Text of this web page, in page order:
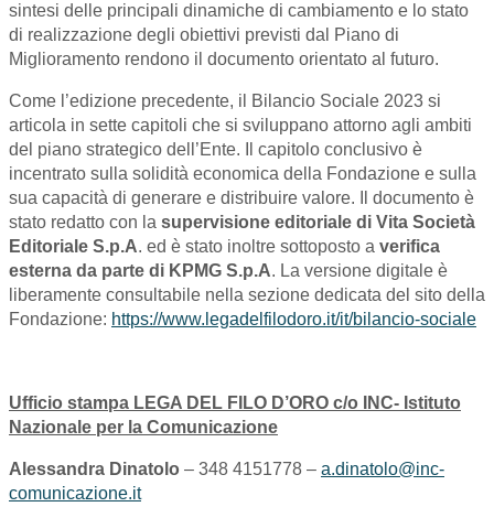
sintesi delle principali dinamiche di cambiamento e lo stato
di realizzazione degli obiettivi previsti dal Piano di
Miglioramento rendono il documento orientato al futuro.
Come l’edizione precedente, il Bilancio Sociale 2023 si
articola in sette capitoli che si sviluppano attorno agli ambiti
del piano strategico dell’Ente. Il capitolo conclusivo è
incentrato sulla solidità economica della Fondazione e sulla
sua capacità di generare e distribuire valore. Il documento è
stato redatto con la supervisione editoriale di Vita Società
Editoriale S.p.A. ed è stato inoltre sottoposto a verifica
esterna da parte di KPMG S.p.A. La versione digitale è
liberamente consultabile nella sezione dedicata del sito della
Fondazione: https://www.legadelfilodoro.it/it/bilancio-sociale
Ufficio stampa LEGA DEL FILO D’ORO c/o INC- Istituto
Nazionale per la Comunicazione
Alessandra Dinatolo – 348 4151778 – a.dinatolo@inc-
comunicazione.it